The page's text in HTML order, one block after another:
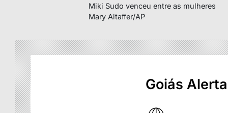
Miki Sudo venceu entre as mulheres
Mary Altaffer/AP
Goiás Alerta